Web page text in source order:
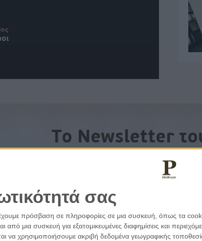
σας
πρόσβαση σε πληροφορίες σε μια συσκευή, όπως τα
μια συσκευή για εξατομικευμένες διαφημίσεις και
να χρησιμοποιήσουμε ακριβή δεδομένα γεωγραφικής
To Newsletter
Λάβετε την ανάλυση της